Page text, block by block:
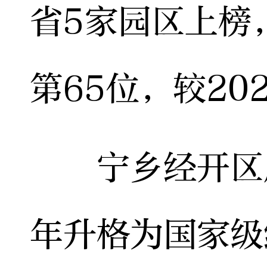
省5家园区上榜
第65位，较
宁乡经开区
年升格为国家